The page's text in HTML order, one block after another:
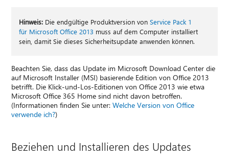
Hinweis: Die endgültige Produktversion von Service Pack 1
für Microsoft Office 2013 muss auf dem Computer installiert
sein, damit Sie dieses Sicherheitsupdate anwenden können.
Beachten Sie, dass das Update im Microsoft Download Center die
auf Microsoft Installer (MSI) basierende Edition von Office 2013
betrifft. Die Klick-und-Los-Editionen von Office 2013 wie etwa
Microsoft Office 365 Home sind nicht davon betroffen.
(Informationen finden Sie unter:Welche Version von Office
verwende ich?)
Beziehen und Installieren des Updates